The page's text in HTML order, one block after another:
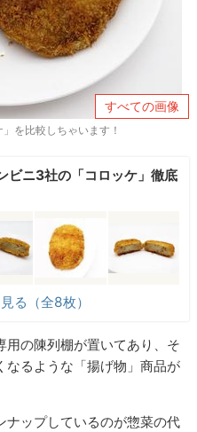
すべての画像
を比較しちゃいます！
ビニ3社の「コロッケ」徹底
る（全8枚）
用の陳列棚が置いてあり、そ
なるような「揚げ物」商品が
ナップしているのが惣菜の代